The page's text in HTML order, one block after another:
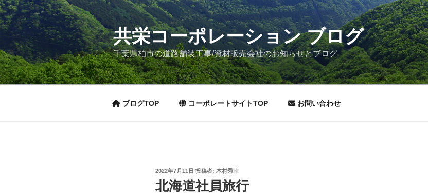
コ
ン
テ
ツ
へ
ス
共栄コーポレーション ブログ
千葉県柏市の道路舗装工事/資材販売会社のお知らせとブログ
ブログTOP コーポレートサイトTOP お問い合わせ
投
稿
2022年7月11日 投稿者: 木村秀幸
北海道社員旅行